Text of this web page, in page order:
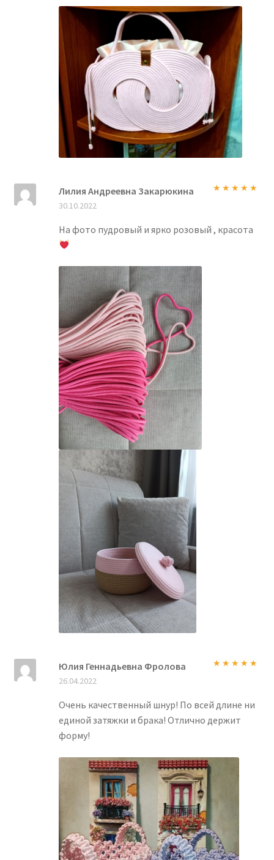
Лилия Андреевна Закарюкина
30.10.2022
На фото пудровый и ярко розовый , красота
Юлия Геннадьевна Фролова
26.04.2022
Очень качественный шнур! По всей длине ни
единой затяжки и брака! Отлично держит
форму!